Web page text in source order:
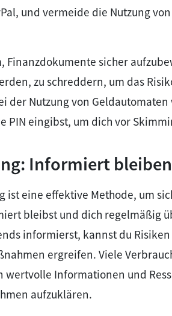
und vermeide die Nutzung
Finanzdokumente sicher
zu schreddern, um das
der Nutzung von
PIN eingibst, um dich vor
Informiert bleiben
ist eine effektive Methode, um
bleibst und dich regelmäßig
informierst, kannst du
ergreifen. Viele
Informationen und
aufzuklären.